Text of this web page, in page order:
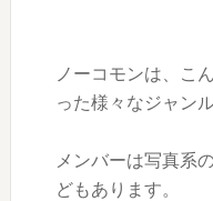
ノーコモンは、こ
った様々なジャン
メンバーは写真系
どもあります。